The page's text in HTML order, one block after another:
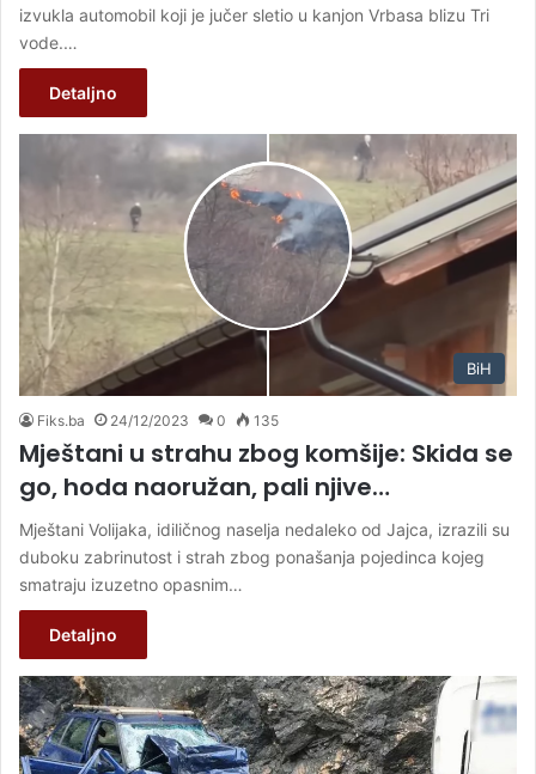
izvukla automobil koji je jučer sletio u kanjon Vrbasa blizu Tri
vode.…
Detaljno
BiH
Fiks.ba 24/12/2023 0 135
Mještani u strahu zbog komšije: Skida se
go, hoda naoružan, pali njive…
Mještani Volijaka, idiličnog naselja nedaleko od Jajca, izrazili su
duboku zabrinutost i strah zbog ponašanja pojedinca kojeg
smatraju izuzetno opasnim…
Detaljno